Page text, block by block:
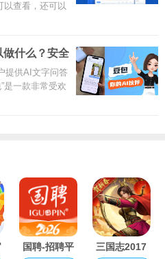
以查看，还可以
政务生活服务
做什么？安全
提供AI文字问答
是一款非常受欢
基于其自研
中用户规模断层
国聘-招聘平
三国志2017